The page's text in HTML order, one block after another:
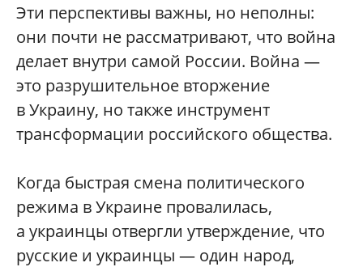
Эти перспективы важны, но неполны:
они почти не рассматривают, что война
делает внутри самой России. Война —
это разрушительное вторжение
в Украину, но также инструмент
трансформации российского общества.
Когда быстрая смена политического
режима в Украине провалилась,
а украинцы отвергли утверждение, что
русские и украинцы — один народ,